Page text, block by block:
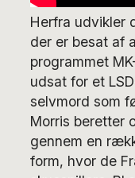
Herfra udvikler
der er besat af
programmet
udsat for et
selvmord som
Morris beretter
gennem en
form, hvor de